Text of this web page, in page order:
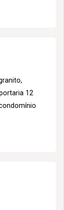
12